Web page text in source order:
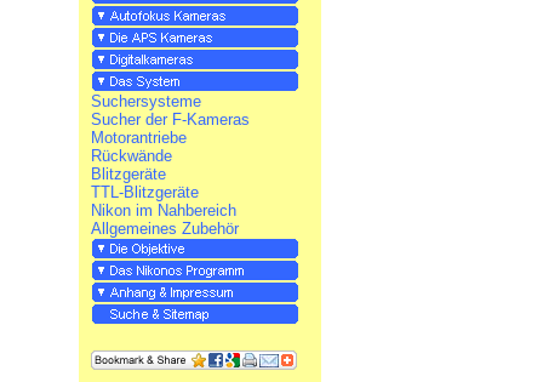
Suchersysteme
Sucher der F-Kameras
Motorantriebe
Rückwände
Blitzgeräte
TTL-Blitzgeräte
Nikon im Nahbereich
Allgemeines Zubehör